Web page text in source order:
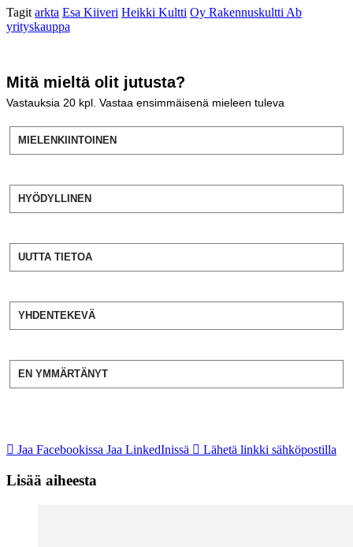
Tagit arkta Esa Kiiveri Heikki Kultti Oy Rakennuskultti Ab
yrityskauppa
Mitä mieltä olit jutusta?
Vastauksia 20 kpl. Vastaa ensimmäisenä mieleen tuleva
MIELENKIINTOINEN
HYÖDYLLINEN
UUTTA TIETOA
YHDENTEKEVÄ
EN YMMÄRTÄNYT
Jaa Facebookissa Jaa LinkedInissä Lähetä linkki sähköpostilla
Lisää aiheesta